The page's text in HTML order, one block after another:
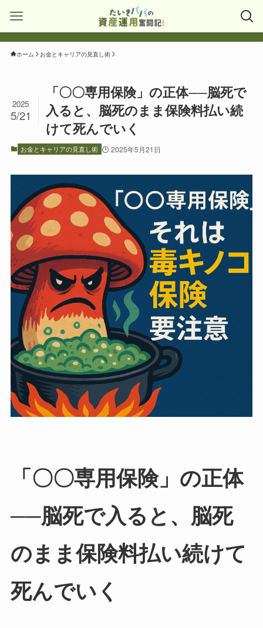
ホーム お金とキャリアの見直し術
「〇〇専用保険」の正体──脳死で
入ると、脳死のまま保険料払い続
けて死んでいく
2025
5/21
お金とキャリアの見直し術 2025年5月21日
「〇〇専用保険」の正体
──脳死で入ると、脳死
のまま保険料払い続けて
死んでいく